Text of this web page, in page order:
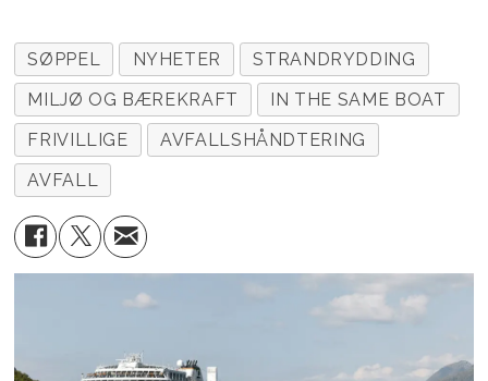
SØPPEL NYHETER
STRANDRYDDING
MILJØ OG BÆREKRAFT
IN THE SAME BOAT
FRIVILLIGE
AVFALLSHÅNDTERING
AVFALL